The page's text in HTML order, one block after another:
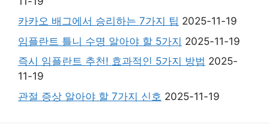
카카오 배그에서 승리하는 7가지 팁 2025-11-19
임플란트 틀니 수명 알아야 할 5가지 2025-11-19
즉시 임플란트 추천! 효과적인 5가지 방법 2025-
11-19
관절 증상 알아야 할 7가지 신호 2025-11-19